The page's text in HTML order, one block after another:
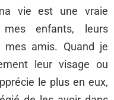
vie est une vraie
mes enfants, leurs
mes amis. Quand je
leur visage ou
le plus en eux,